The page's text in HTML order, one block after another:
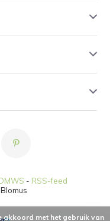
- RSS-feed
akkoord met het gebruik van